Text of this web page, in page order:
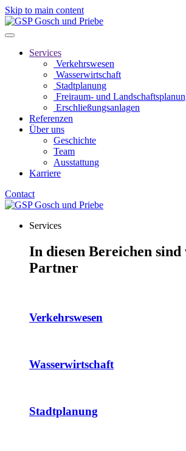
Skip to main content
Services
Verkehrswesen
Wasserwirtschaft
Stadtplanung
Freiraum- und
Erschließungsanlagen
Referenzen
Über uns
Geschichte
Team
Ausstattung
Karriere
Contact
Services
In diesen Bereichen
Partner
Verkehrswesen
Wasserwirtschaft
Stadtplanung